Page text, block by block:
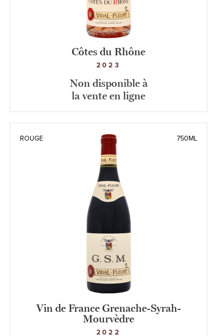
Côtes du Rhône
2023
Non disponible à
la vente en ligne
ROUGE 750ML
Vin de France Grenache-Syrah-
Mourvèdre
2022